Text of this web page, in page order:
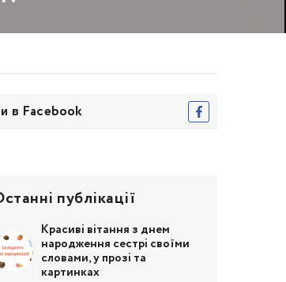
в Facebook
публікації
Красиві вітання з днем
народження сестрі своїми
словами, у прозі та
картинках